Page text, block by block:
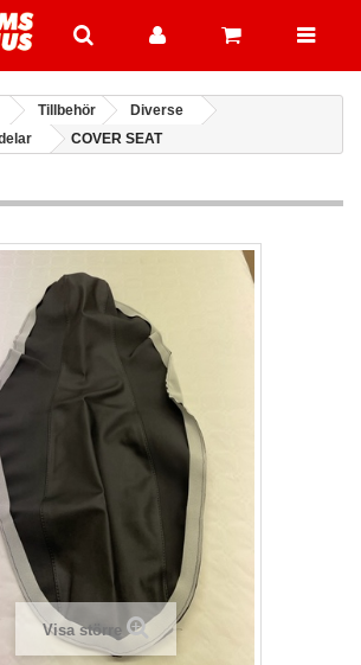
Tillbehör
Diverse
COVER SEAT
Visa större